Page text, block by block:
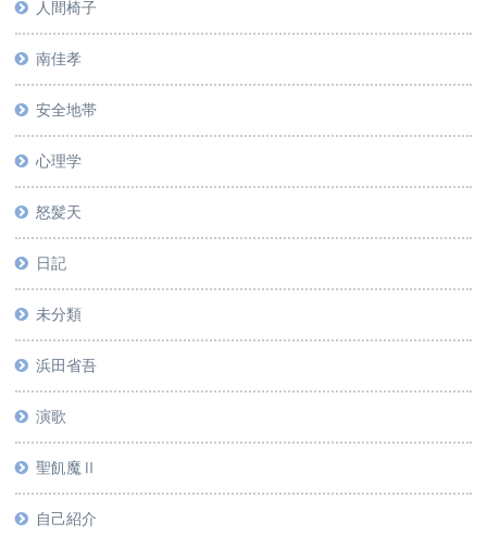
人間椅子
南佳孝
安全地帯
心理学
怒髪天
日記
未分類
浜田省吾
演歌
聖飢魔Ⅱ
自己紹介